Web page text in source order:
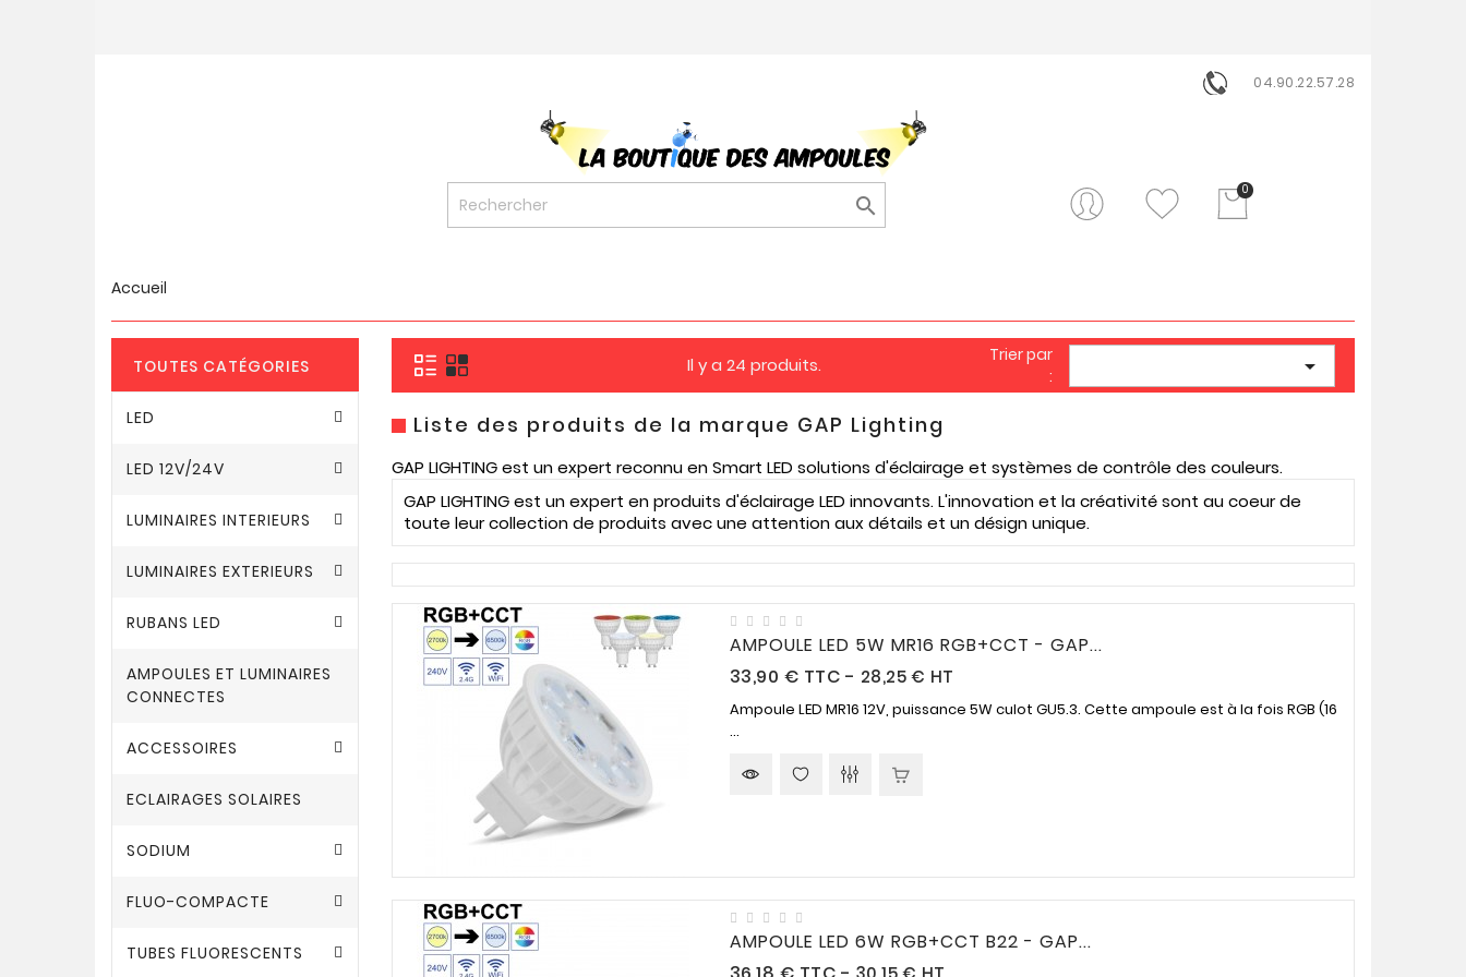
04.90.22.57.28
0

Accueil
TOUTES CATÉGORIES
LED
LED 12V/24V
LUMINAIRES INTERIEURS
LUMINAIRES EXTERIEURS
RUBANS LED
AMPOULES ET LUMINAIRES
CONNECTES
ACCESSOIRES
ECLAIRAGES SOLAIRES
SODIUM
FLUO-COMPACTE
TUBES FLUORESCENTS
Il y a 24 produits.
Trier par
:

Liste des produits de la marque GAP Lighting
GAP LIGHTING est un expert reconnu en Smart LED solutions d'éclairage et systèmes de contrôle des couleurs.
GAP LIGHTING est un expert en produits d'éclairage LED innovants. L'innovation et la créativité sont au coeur de
toute leur collection de produits avec une attention aux détails et un désign unique.
AMPOULE LED 5W MR16 RGB+CCT - GAP...
33,90 € Prix
TTC - 28,25 € HT
Ampoule LED MR16 12V, puissance 5W culot GU5.3. Cette ampoule est à la fois RGB (16
...
AMPOULE LED 6W RGB+CCT B22 - GAP...
Prix